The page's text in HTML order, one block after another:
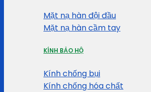
Mặt nạ hàn đội đầu
Mặt nạ hàn cầm tay
KÍNH BẢO HỘ
Kính chống bụi
Kính chống hóa chất